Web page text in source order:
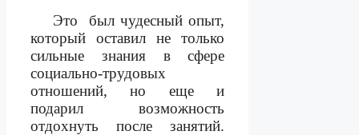
Это
был чудесный опыт,
который оставил не только
сильные знания в сфере
социально-трудовых
отношений, но еще и
подарил возможность
отдохнуть после занятий.